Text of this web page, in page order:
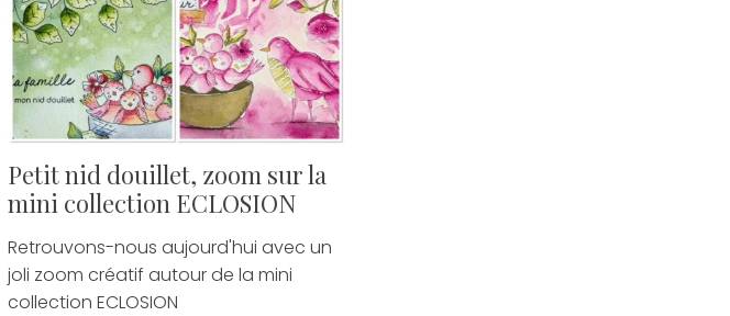
Petit nid douillet, zoom sur la
mini collection ECLOSION
Retrouvons-nous aujourd'hui avec un
joli zoom créatif autour de la mini
collection ECLOSION